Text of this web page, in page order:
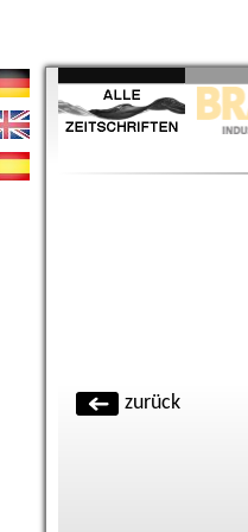
zurück